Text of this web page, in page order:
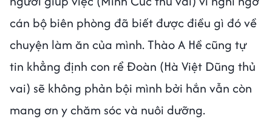
cán bộ biên phòng đã biết được điều gì đó về
chuyện làm ăn của mình. Thào A Hề cũng tự
tin khẳng định con rể Đoàn (Hà Việt Dũng thủ
vai) sẽ không phản bội mình bởi hắn vẫn còn
mang ơn y chăm sóc và nuôi dưỡng.